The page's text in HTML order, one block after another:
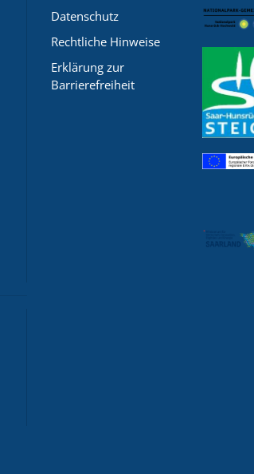
Datenschutz
Rechtliche Hinweise
Erklärung zur
Barrierefreiheit